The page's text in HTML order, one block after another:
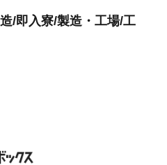
/即入寮/製造・工場/工